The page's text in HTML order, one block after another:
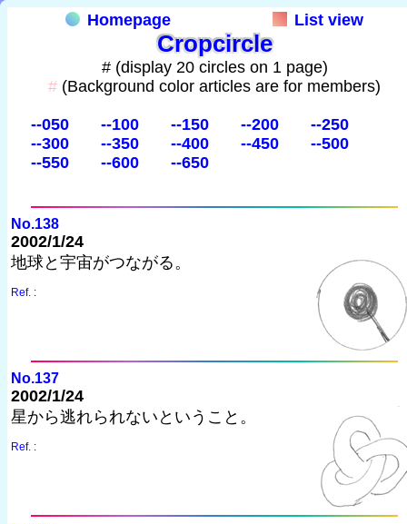
Homepage List view
Cropcircle
# (display 20 circles on 1 page)
# (Background color articles are for members)
--050 --100 --150 --200
--250
--300
--350 --400 --450
--500
--550
--600 --650
No.138
2002/1/24
地球と宇宙がつながる。
Ref. :
No.137
2002/1/24
星から逃れられないということ。
Ref. :